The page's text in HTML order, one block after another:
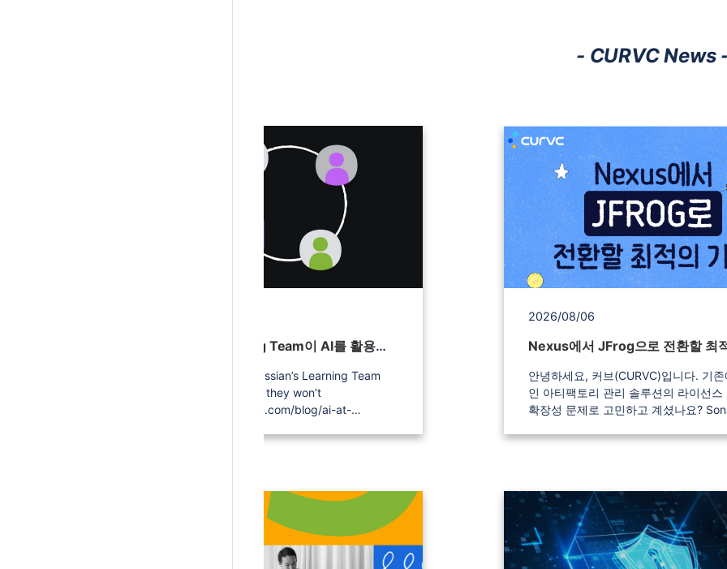
- CURVC News
Atlassian Learning Team이 AI를 활용하는 3가지 방법과 활용하지 않는 1가지 방법
uses AI, and one way they won’t
https://www.atlassian.com/blog/ai-at-
uses-ai-and-one-way-they-wont 작성자: Julia
AI 활용을 확장하는 것입니다. 하지만 85%의 직
장인이 AI를 사용하고 있는 반면, 팀 워크플로에
AI를 적용한 비율은 29%에 불과합니다
https://www.atlassian.com/blog/state-of-
2026/08/06
안녕하세요, 커브(CURVC)입니다. 기존에 사용 중
인 아티팩토리 관리 솔루션의 라이선스
확장성 문제로 고민하고 계셨나요? Sonar,
사인 커브가 Sonatype Nexus 고객 여
력한 DevSecOps 플랫폼 구축을 동시
보세요! JFrog 프로모션 (1).png
https://www.curvc.com/curvc/
contactus 2026 Win-back 프로모션 혜택 안내
Sonatype Nexus에서 JFrog 플랫폼으